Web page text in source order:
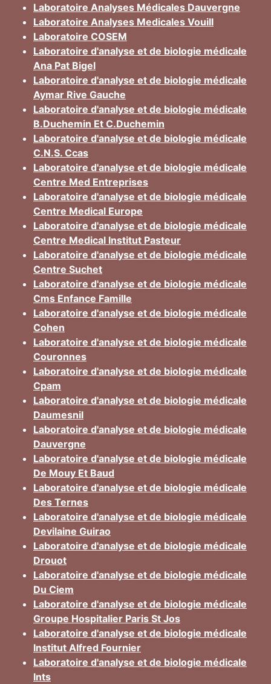
Laboratoire Analyses Médicales Dauvergne
Laboratoire Analyses Medicales Vouill
Laboratoire COSEM
Laboratoire d'analyse et de biologie médicale
Ana Pat Bigel
Laboratoire d'analyse et de biologie médicale
Aymar Rive Gauche
Laboratoire d'analyse et de biologie médicale
B.Duchemin Et C.Duchemin
Laboratoire d'analyse et de biologie médicale
C.N.S. Ccas
Laboratoire d'analyse et de biologie médicale
Centre Med Entreprises
Laboratoire d'analyse et de biologie médicale
Centre Medical Europe
Laboratoire d'analyse et de biologie médicale
Centre Medical Institut Pasteur
Laboratoire d'analyse et de biologie médicale
Centre Suchet
Laboratoire d'analyse et de biologie médicale
Cms Enfance Famille
Laboratoire d'analyse et de biologie médicale
Cohen
Laboratoire d'analyse et de biologie médicale
Couronnes
Laboratoire d'analyse et de biologie médicale
Cpam
Laboratoire d'analyse et de biologie médicale
Daumesnil
Laboratoire d'analyse et de biologie médicale
Dauvergne
Laboratoire d'analyse et de biologie médicale
De Mouy Et Baud
Laboratoire d'analyse et de biologie médicale
Des Ternes
Laboratoire d'analyse et de biologie médicale
Devilaine Guirao
Laboratoire d'analyse et de biologie médicale
Drouot
Laboratoire d'analyse et de biologie médicale
Du Ciem
Laboratoire d'analyse et de biologie médicale
Groupe Hospitalier Paris St Jos
Laboratoire d'analyse et de biologie médicale
Institut Alfred Fournier
Laboratoire d'analyse et de biologie médicale
Ints